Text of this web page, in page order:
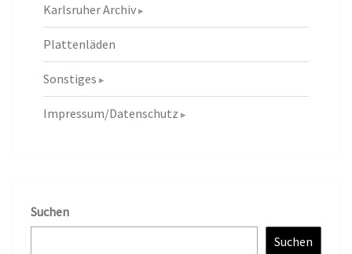
Karlsruher Archiv
Plattenläden
Sonstiges
Impressum/Datenschutz
Suchen
Suchen